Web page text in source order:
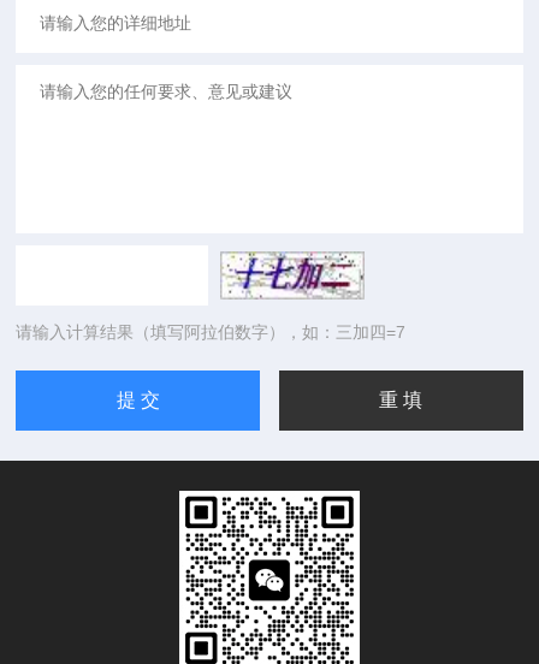
请输入计算结果（填写阿拉伯数字），如：三加四=7